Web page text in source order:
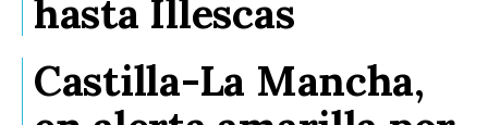
hasta Illescas
Castilla-La Mancha,